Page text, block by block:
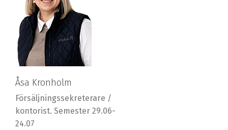
Åsa Kronholm
Försäljningssekreterare /
kontorist. Semester 29.06-
24.07